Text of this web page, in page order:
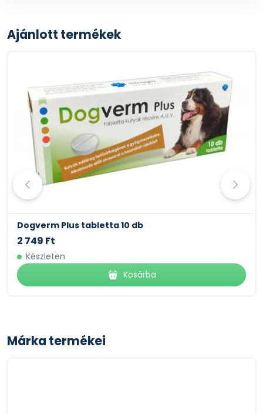
Ajánlott termékek
Dogverm Plus tabletta 10 db
2 749 Ft
Készleten
Kosárba
Márka termékei